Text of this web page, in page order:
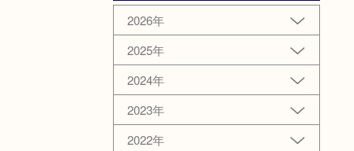
2026年
2025年
2024年
2023年
2022年